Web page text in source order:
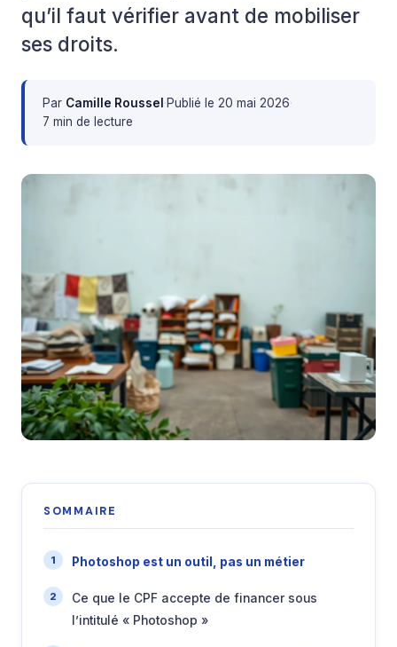
qu’il faut vérifier avant de mobiliser
ses droits.
Par Camille Roussel·Publié le 20 mai 2026·
7 min de lecture
SOMMAIRE
Photoshop est un outil, pas un métier
Ce que le CPF accepte de financer sous
l’intitulé « Photoshop »